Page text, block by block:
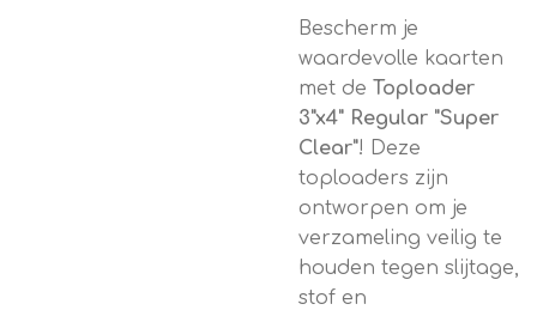
Bescherm je
waardevolle kaarten
met de Toploader
3"x4" Regular "Super
Clear"! Deze
toploaders zijn
ontworpen om je
verzameling veilig te
houden tegen slijtage,
stof en